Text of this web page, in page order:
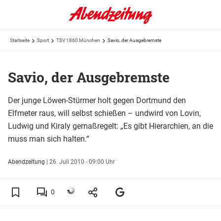
Startseite Sport TSV 1860 München Savio, der Ausgebremste
Savio, der Ausgebremste
Der junge Löwen-Stürmer holt gegen Dortmund den
Elfmeter raus, will selbst schießen – undwird von Lovin,
Ludwig und Kiraly gemaßregelt: „Es gibt Hierarchien, an die
muss man sich halten.“
Abendzeitung | 26. Juli 2010 - 09:00 Uhr
0